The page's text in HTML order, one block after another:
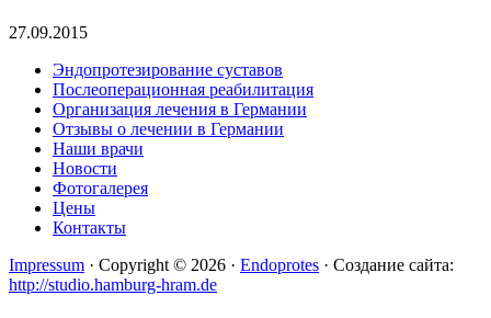
27.09.2015
Эндопротезирование суставов
Послеоперационная реабилитация
Организация лечения в Германии
Отзывы о лечении в Германии
Наши врачи
Новости
Фотогалерея
Цены
Контакты
Impressum · Copyright © 2026 · Endoprotes · Создание сайта:
http://studio.hamburg-hram.de